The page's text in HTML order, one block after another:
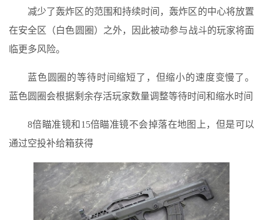
减少了轰炸区的范围和持续时间，轰炸区的中心将放置
在安全区（白色圆圈）之外，因此被动参与战斗的玩家将面
临更多风险。
蓝色圆圈的等待时间缩短了，但缩小的速度变慢了。
蓝色圆圈会根据剩余存活玩家数量调整等待时间和缩水时间
8倍瞄准镜和15倍瞄准镜不会掉落在地图上，但是可以
通过空投补给箱获得